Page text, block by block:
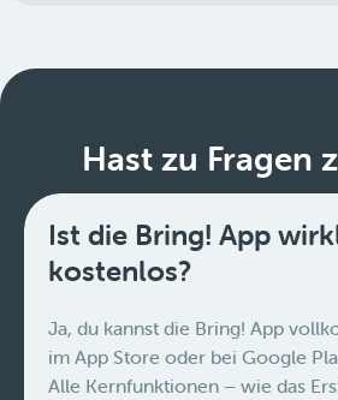
Hast zu Fragen
Ist die Bring! App
kostenlos?
Ja, du kannst die Bring! App
im App Store oder bei Google
Alle Kernfunktionen – wie das